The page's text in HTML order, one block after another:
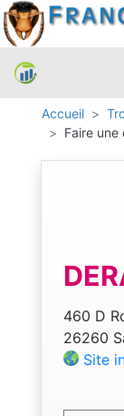
Accueil
Faire
460 D
26260
Site